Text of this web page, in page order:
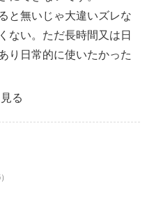
と無いじゃ大違いズレな
ない。ただ長時間又は日
り日常的に使いたかった
る